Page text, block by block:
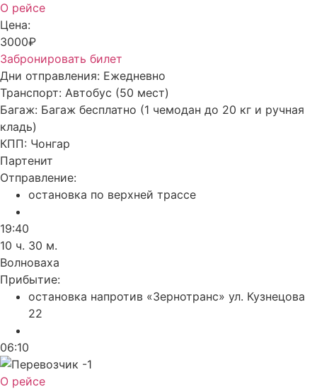
О рейсе
Цена:
3000₽
Забронировать билет
Дни отправления: Ежедневно
Транспорт: Автобус (50 мест)
Багаж: Багаж бесплатно (1 чемодан до 20 кг и ручная
кладь)
КПП: Чонгар
Партенит
Отправление:
остановка по верхней трассе
19:40
10 ч. 30 м.
Волноваха
Прибытие:
остановка напротив «Зернотранс» ул. Кузнецова
22
06:10
О рейсе